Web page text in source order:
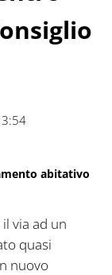
abitativo
via ad un
quasi
nuovo